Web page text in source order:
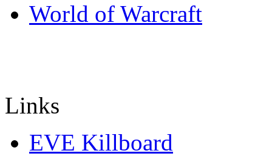
World of Warcraft
Links
EVE Killboard